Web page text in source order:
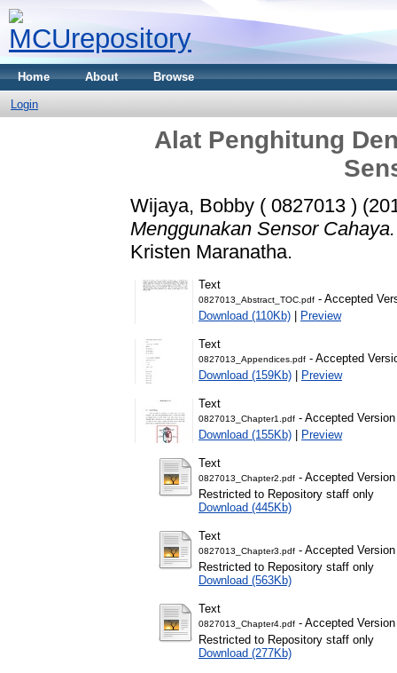
Home About Browse
Login
Alat Penghitung
Wijaya, Bobby ( 0827013 )
Menggunakan Sensor Cahaya.
Kristen Maranatha.
Text
0827013_Abstract_TOC.pdf - Accepted
Download (110Kb) | Preview
Text
0827013_Appendices.pdf - Accepted
Download (159Kb) | Preview
Text
0827013_Chapter1.pdf - Accepted Version
Download (155Kb) | Preview
Text
0827013_Chapter2.pdf - Accepted Version
Restricted to Repository staff only
Download (445Kb)
Text
0827013_Chapter3.pdf - Accepted Version
Restricted to Repository staff only
Download (563Kb)
Text
0827013_Chapter4.pdf - Accepted Version
Restricted to Repository staff only
Download (277Kb)